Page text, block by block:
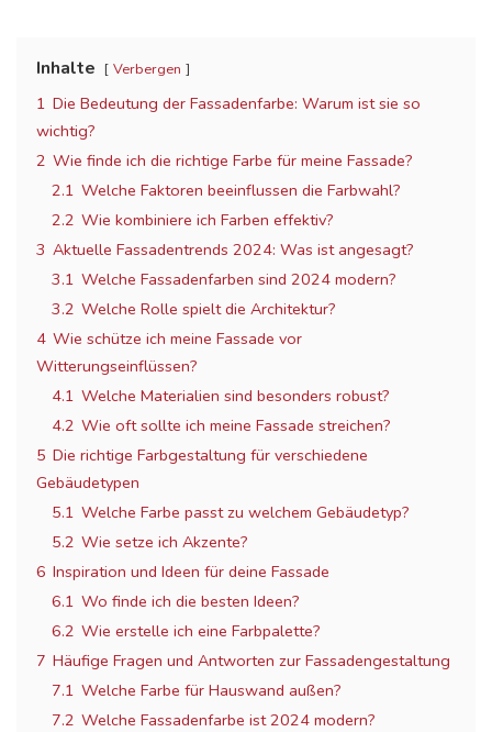
Inhalte Verbergen
1 Die Bedeutung der Fassadenfarbe: Warum ist sie so
wichtig?
2 Wie finde ich die richtige Farbe für meine Fassade?
2.1 Welche Faktoren beeinflussen die Farbwahl?
2.2 Wie kombiniere ich Farben effektiv?
3 Aktuelle Fassadentrends 2024: Was ist angesagt?
3.1 Welche Fassadenfarben sind 2024 modern?
3.2 Welche Rolle spielt die Architektur?
4 Wie schütze ich meine Fassade vor
Witterungseinflüssen?
4.1 Welche Materialien sind besonders robust?
4.2 Wie oft sollte ich meine Fassade streichen?
5 Die richtige Farbgestaltung für verschiedene
Gebäudetypen
5.1 Welche Farbe passt zu welchem Gebäudetyp?
5.2 Wie setze ich Akzente?
6 Inspiration und Ideen für deine Fassade
6.1 Wo finde ich die besten Ideen?
6.2 Wie erstelle ich eine Farbpalette?
7 Häufige Fragen und Antworten zur Fassadengestaltung
7.1 Welche Farbe für Hauswand außen?
7.2 Welche Fassadenfarbe ist 2024 modern?